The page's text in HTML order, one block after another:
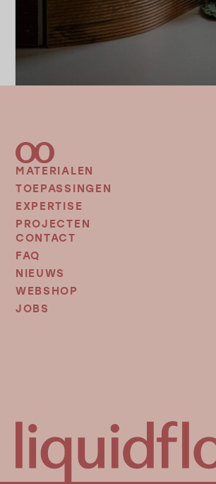
FOOTER
MENU
MATERIALEN
TOEPASSINGEN
EXPERTISE
PROJECTEN
FOOTER
MENU
2
CONTACT
FAQ
NIEUWS
WEBSHOP
JOBS